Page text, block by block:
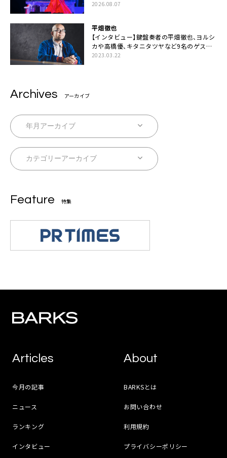
2026.08.07
平畑徹也
【インタビュー】鍵盤奏者の平畑徹也、ヨルシ
カや高橋優、キタニタツヤなど9名のゲスト
を迎えた初アルバムに音楽人生の総括「自分
2023.03.22
Archives アーカイブ
Feature 特集
Articles
今月の記事
ニュース
ランキング
インタビュー
About
BARKSとは
お問い合わせ
利用規約
プライバシーポリシー